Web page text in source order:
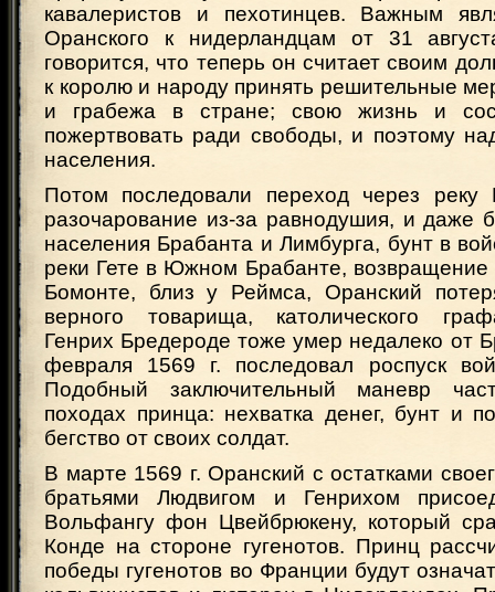
кавалеристов и пехотинцев. Важным
Оранского к нидерландцам от 31
говорится, что теперь он считает своим
к королю и народу принять решительные
и грабежа в стране; свою жизнь и
пожертвовать ради свободы, и поэтому
населения.
Потом последовали переход через
разочарование из-за равнодушия, и даже
населения Брабанта и Лимбурга, бунт в
реки Гете в Южном Брабанте,
Бомонте, близ у Реймса, Оранский
верного товарища, католического
Генрих Бредероде тоже умер недалеко от
февраля 1569 г. последовал роспуск
Подобный заключительный маневр
походах принца: нехватка денег, бунт и
бегство от своих солдат.
В марте 1569 г. Оранский с остатками
братьями Людвигом и Генрихом
Вольфангу фон Цвейбрюкену, который
Конде на стороне гугенотов. Принц
победы гугенотов во Франции будут